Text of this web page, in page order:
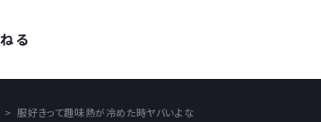
服好きって趣味熱が冷めた時ヤバいよな